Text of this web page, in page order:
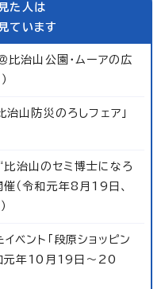
た人は
ています
比治山公園・ムーアの広
治山防災のろしフェア」
比治山のセミ博士になろ
（令和元年8月19日、
ベント「段原ショッピン
元年10月19日～20